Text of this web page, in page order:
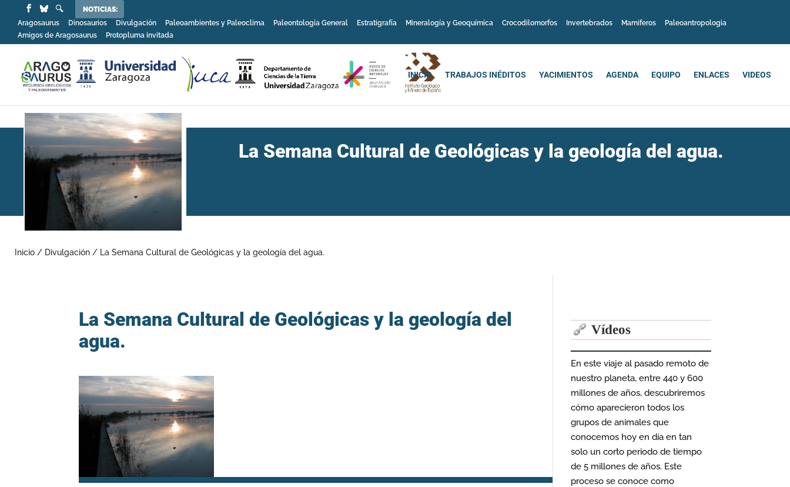
NOTICIAS:
Aragosaurus
Dinosaurios Divulgación Paleoambientes y Paleoclima Paleontología General Estratigrafía Mineralogía y Geoquímica Crocodilomorfos Invertebrados Mamiferos
Paleoantropologia
Amigos de Aragosaurus
Protopluma invitada
INICIO TRABAJOS INÉDITOS YACIMIENTOS AGENDA EQUIPO ENLACES VIDEOS
La Semana Cultural de Geológicas y la geología del agua.
Inicio / Divulgación / La Semana Cultural de Geológicas y la geología del agua.
La Semana Cultural de Geológicas y la geología del
agua.
Vídeos
En este viaje al pasado remoto de
nuestro planeta, entre 440 y 600
millones de años, descubriremos
cómo aparecieron todos los
grupos de animales que
conocemos hoy en día en tan
solo un corto periodo de tiempo
de 5 millones de años. Este
proceso se conoce como